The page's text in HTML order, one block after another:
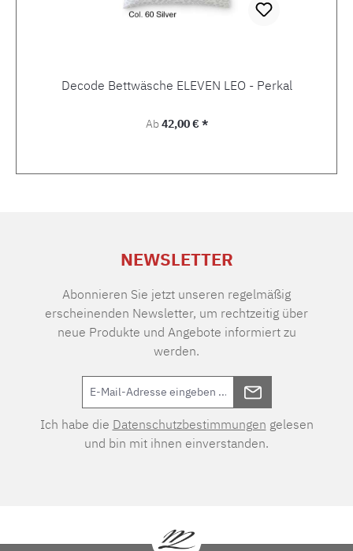
Decode Bettwäsche ELEVEN LEO - Perkal
Regulärer Preis:
Ab42,00 € *
NEWSLETTER
Abonnieren Sie jetzt unseren regelmäßig
erscheinenden Newsletter, um rechtzeitig über
neue Produkte und Angebote informiert zu
werden.
Ich habe die Datenschutzbestimmungen gelesen
und bin mit ihnen einverstanden.